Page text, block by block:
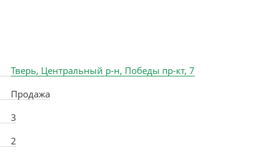
Тверь, Центральный р-н, Победы пр-кт, 7
Продажа
3
2